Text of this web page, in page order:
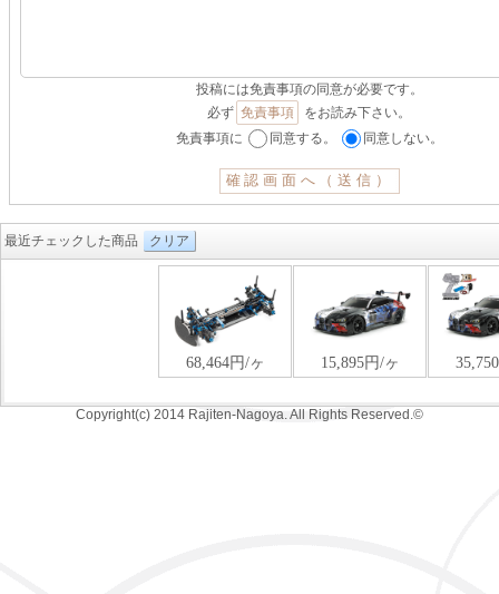
投稿には免責事項の同意が必要です。
必ず 免責事項
をお読み下さい。
免責事項に
同意する。 同意しない。
最近チェックした商品 クリア
Copyright(c) 2014 Rajiten-Nagoya. All Rights Reserved.©